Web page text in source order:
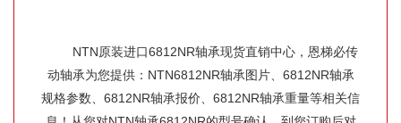
NTN原装进口6812NR轴承现货直销中心，恩梯必传
动轴承为您提供：NTN6812NR轴承图片、6812NR轴承
规格参数、6812NR轴承报价、6812NR轴承重量等相关信